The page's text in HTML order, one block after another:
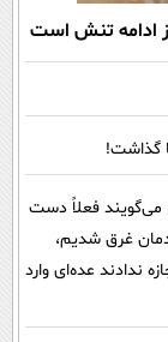
ادامه تنش است
گذاشت!
می‌گویند فعلاً دست
غرق شدیم،
ندادند عده‌ای وارد